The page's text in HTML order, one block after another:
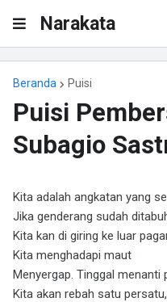
Narakata
Beranda Puisi
Puisi
Subagio
Kita adalah angkatan yang
Jika genderang sudah
Kita kan di giring ke luar
Kita menghadapi maut
Menyergap. Tinggal menanti
Kita akan rebah satu